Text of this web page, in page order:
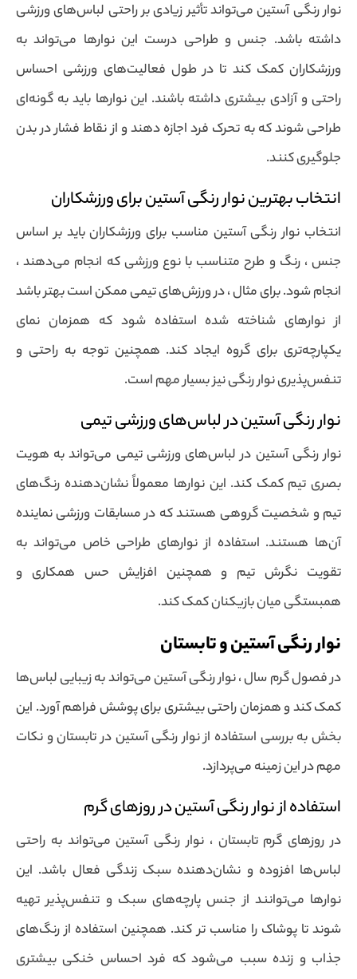
نوار رنگی آستین می‌تواند تأثیر زیادی بر راحتی لباس‌های ورزشی
داشته باشد. جنس و طراحی درست این نوارها می‌تواند به
ورزشکاران کمک کند تا در طول فعالیت‌های ورزشی احساس
راحتی و آزادی بیشتری داشته باشند. این نوارها باید به گونه‌ای
طراحی شوند که به تحرک فرد اجازه دهند و از نقاط فشار در بدن
جلوگیری کنند.
انتخاب بهترین نوار رنگی آستین برای ورزشکاران
انتخاب نوار رنگی آستین مناسب برای ورزشکاران باید بر اساس
جنس ، رنگ و طرح متناسب با نوع ورزشی که انجام می‌دهند ،
انجام شود. برای مثال ، در ورزش‌های تیمی ممکن است بهتر باشد
از نوارهای شناخته شده استفاده شود که همزمان نمای
یکپارچه‌تری برای گروه ایجاد کند. همچنین توجه به راحتی و
تنفس‌پذیری نوار رنگی نیز بسیار مهم است.
نوار رنگی آستین در لباس‌های ورزشی تیمی
نوار رنگی آستین در لباس‌های ورزشی تیمی می‌تواند به هویت
بصری تیم کمک کند. این نوارها معمولاً نشان‌دهنده رنگ‌های
تیم و شخصیت گروهی هستند که در مسابقات ورزشی نماینده
آن‌ها هستند. استفاده از نوارهای طراحی خاص می‌تواند به
تقویت نگرش تیم و همچنین افزایش حس همکاری و
همبستگی میان بازیکنان کمک کند.
نوار رنگی آستین و تابستان
در فصول گرم سال ، نوار رنگی آستین می‌تواند به زیبایی لباس‌ها
کمک کند و همزمان راحتی بیشتری برای پوشش فراهم آورد. این
بخش به بررسی استفاده از نوار رنگی آستین در تابستان و نکات
مهم در این زمینه می‌پردازد.
استفاده از نوار رنگی آستین در روزهای گرم
در روزهای گرم تابستان ، نوار رنگی آستین می‌تواند به راحتی
لباس‌ها افزوده و نشان‌دهنده سبک زندگی فعال باشد. این
نوارها می‌توانند از جنس پارچه‌های سبک و تنفس‌پذیر تهیه
شوند تا پوشاک را مناسب تر کند. همچنین استفاده از رنگ‌های
جذاب و زنده سبب می‌شود که فرد احساس خنکی بیشتری